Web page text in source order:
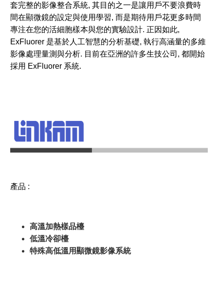
套完整的影像整合系統, 其目的之一是讓用戶不要浪費時
間在顯微鏡的設定與使用學習, 而是期待用戶花更多時間
專注在您的活細胞樣本與您的實驗設計. 正因如此,
ExFluorer 是基於人工智慧的分析基礎, 執行高涵量的多維
影像處理量測與分析. 目前在亞洲的許多生技公司, 都開始
採用 ExFluorer 系統.
產品 :
高溫加熱樣品檯
低溫冷卻檯
特殊高低溫用顯微鏡影像系統